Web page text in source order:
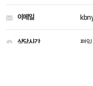
이메일
상담시간 평